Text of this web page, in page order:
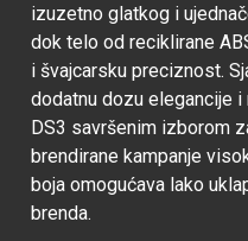
izuzetno glatkog i
dok telo od reciklirane
i švajcarsku preciznost.
dodatnu dozu elegancije
DS3 savršenim izborom
brendirane kampanje
boja omogućava lako
brenda.